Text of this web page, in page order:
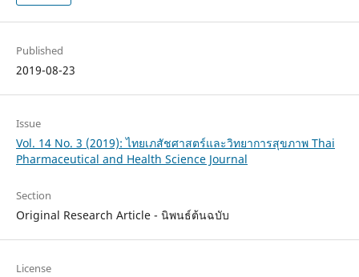
Published
2019-08-23
Issue
Vol. 14 No. 3 (2019): ไทยเภสัชศาสตร์และวิทยาการสุขภาพ Thai
Pharmaceutical and Health Science Journal
Section
Original Research Article - นิพนธ์ต้นฉบับ
License